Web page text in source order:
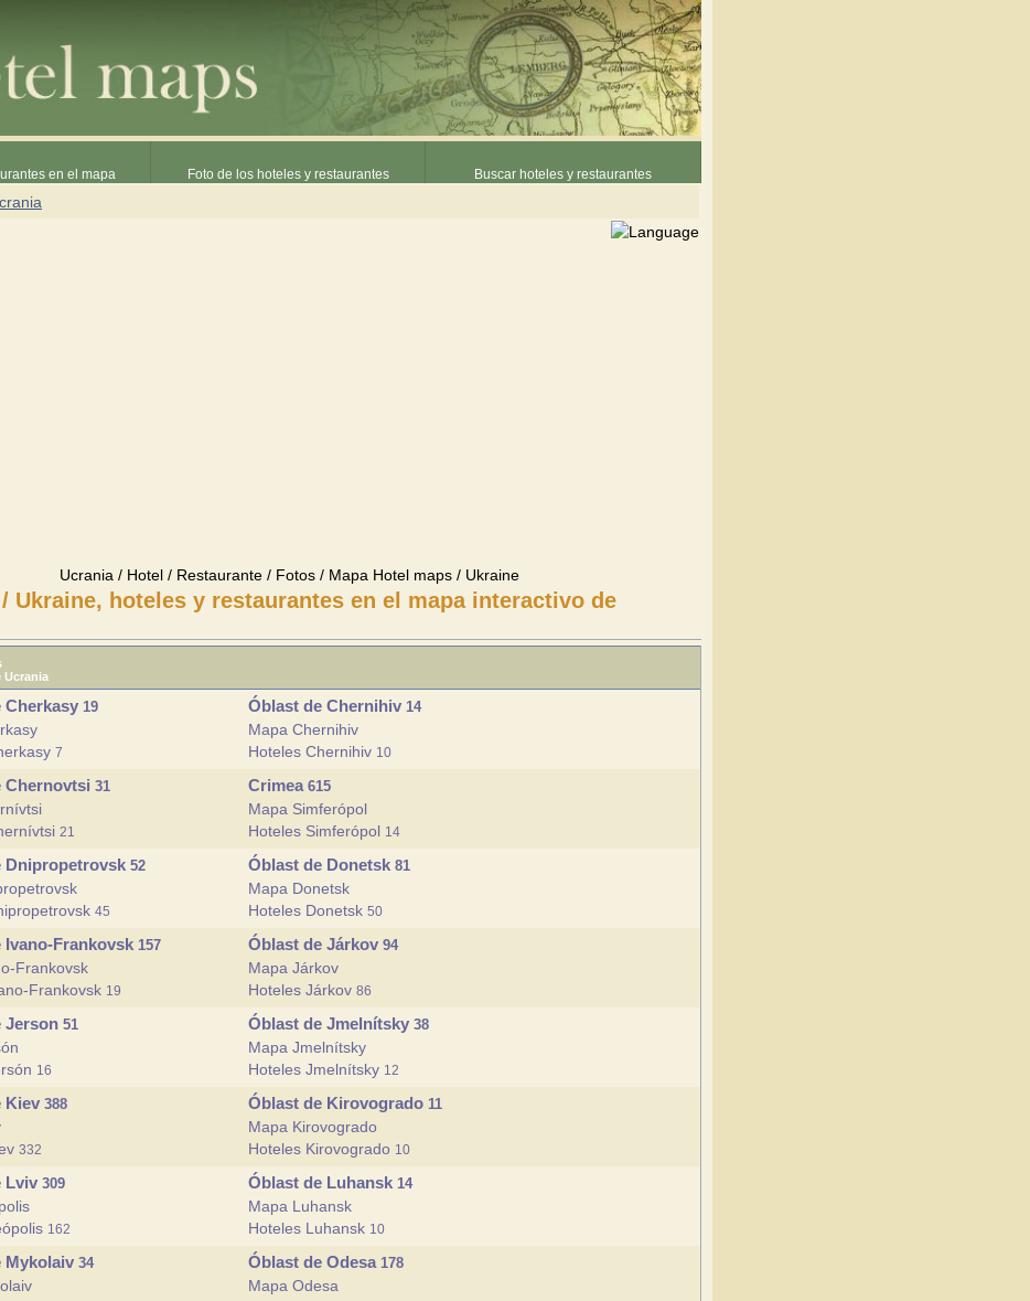
en el mapa Foto de los hoteles y restaurantes Buscar hoteles y restaurantes
Ucrania / Hotel / Restaurante / Fotos / Mapa Hotel maps / Ukraine
Ukraine, hoteles y restaurantes en el mapa interactivo de
Ucrania
Cherkasy 19
7
Óblast de Chernihiv 14
Mapa Chernihiv
Hoteles Chernihiv 10
Chernovtsi 31
21
Crimea 615
Mapa Simferópol
Hoteles Simferópol 14
Dnipropetrovsk 52
45
Óblast de Donetsk 81
Mapa Donetsk
Hoteles Donetsk 50
Ivano-Frankovsk 157
Frankovsk
Frankovsk 19
Óblast de Járkov 94
Mapa Járkov
Hoteles Járkov 86
Jerson 51
16
Óblast de Jmelnítsky 38
Mapa Jmelnítsky
Hoteles Jmelnítsky 12
Kiev 388
332
Óblast de Kirovogrado 11
Mapa Kirovogrado
Hoteles Kirovogrado 10
Lviv 309
162
Óblast de Luhansk 14
Mapa Luhansk
Hoteles Luhansk 10
Mykolaiv 34 Óblast de Odesa 178
Mapa Odesa